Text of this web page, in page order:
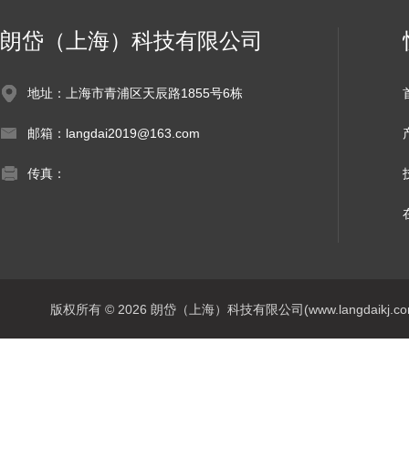
朗岱（上海）科技有限公司
地址：上海市青浦区天辰路1855号6栋
邮箱：langdai2019@163.com
传真：
版权所有 © 2026 朗岱（上海）科技有限公司